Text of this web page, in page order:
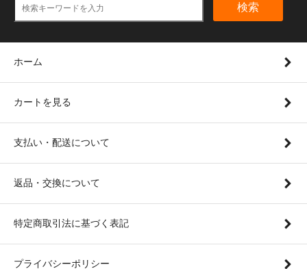
検索
ホーム
カートを見る
支払い・配送について
返品・交換について
特定商取引法に基づく表記
プライバシーポリシー